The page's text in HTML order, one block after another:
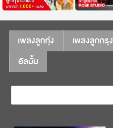
เพลงลูกทุ่ง เพลงลูกกรุง
อัลบั้ม